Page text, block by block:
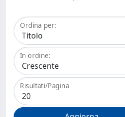
Ordina per:
In ordine:
Risultati/Pagina